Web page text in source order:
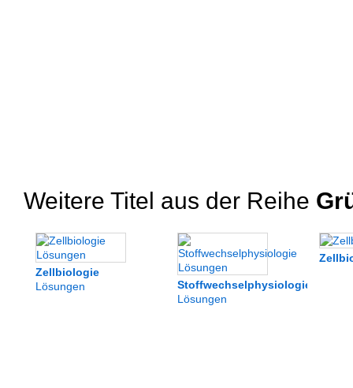
Weitere Titel aus der Reihe
Zellbiologie
Lösungen
Stoffwechselphysiologie
Lösungen